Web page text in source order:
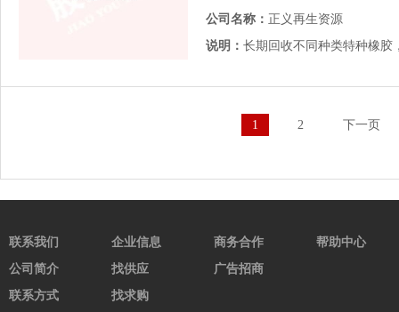
公司名称： 正义再生资源
说明： 长期回收不同种类特种橡胶
1 2 下一页
联系我们
公司简介
联系方式
企业信息
找供应
找求购
商务合作
广告招商
帮助中心